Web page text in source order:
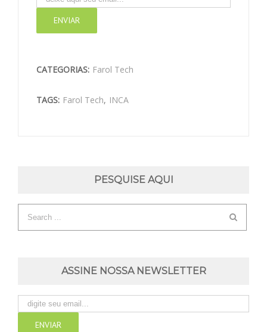
CATEGORIAS: Farol Tech
TAGS: Farol Tech, INCA
PESQUISE AQUI
ASSINE NOSSA NEWSLETTER